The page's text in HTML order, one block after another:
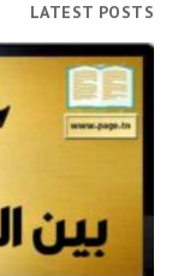
LATEST POSTS